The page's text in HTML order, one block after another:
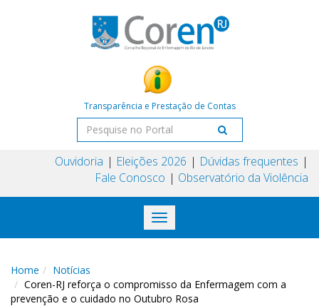
Transparência e Prestação de Contas
Ouvidoria Eleições 2026
Dúvidas frequentes
Fale Conosco
Observatório da Violência
Toggle
navigation
Home
Notícias
Coren-RJ reforça o compromisso da Enfermagem com a
prevenção e o cuidado no Outubro Rosa